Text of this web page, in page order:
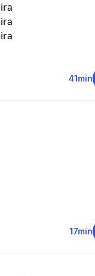
41min
17min